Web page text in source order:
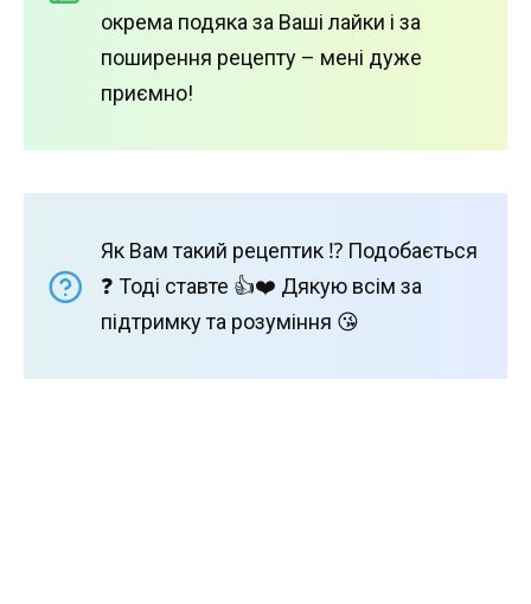
окрема подяка за Ваші лайки і за
поширення рецепту – мені дуже
приємно!
Як Вам такий рецептик ⁉️ Подобається
❓ Тоді ставте 👍❤️ Дякую всім за
підтримку та розуміння 😘